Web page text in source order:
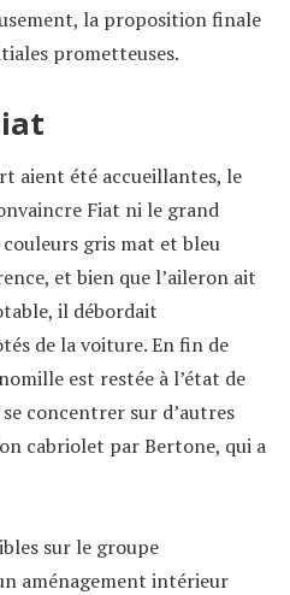
la proposition finale
prometteuses.
aient été accueillantes, le
Fiat ni le grand
gris mat et bleu
et bien que l’aileron ait
il débordait
de la voiture. En fin de
est restée à l’état de
concentrer sur d’autres
cabriolet par Bertone, qui a
sur le groupe
aménagement intérieur